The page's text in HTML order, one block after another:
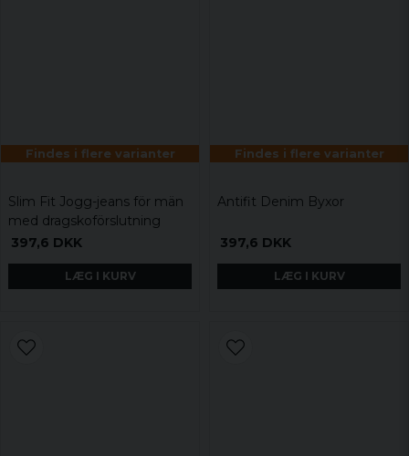
Findes i flere varianter
Slim Fit Jogg-jeans för män
med dragskoförslutning
397,6 DKK
LÆG I KURV
Findes i flere varianter
Antifit Denim Byxor
397,6 DKK
LÆG I KURV